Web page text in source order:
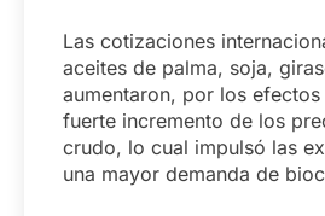
Las cotizaciones
aceites de palma, soja,
aumentaron, por los
fuerte incremento de los
crudo, lo cual impulsó las
una mayor demanda de